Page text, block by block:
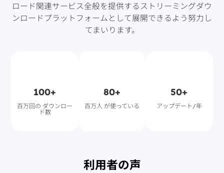
ロード関連サービス全般を提供するストリーミングダウ
ンロードプラットフォームとして展開できるよう努力し
てまいります。
100+
百万回の ダウンロー
ド数
80+
百万人 が使っている
50+
アップデート/年
利用者の声